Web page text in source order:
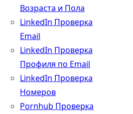
Возраста и Пола
LinkedIn Проверка
Email
LinkedIn Проверка
Профиля по Email
LinkedIn Проверка
Номеров
Pornhub Проверка